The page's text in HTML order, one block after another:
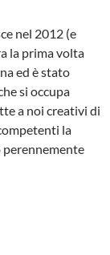
nel 2012 (e
la prima volta
ed è stato
si occupa
a noi creativi di
la
perennemente